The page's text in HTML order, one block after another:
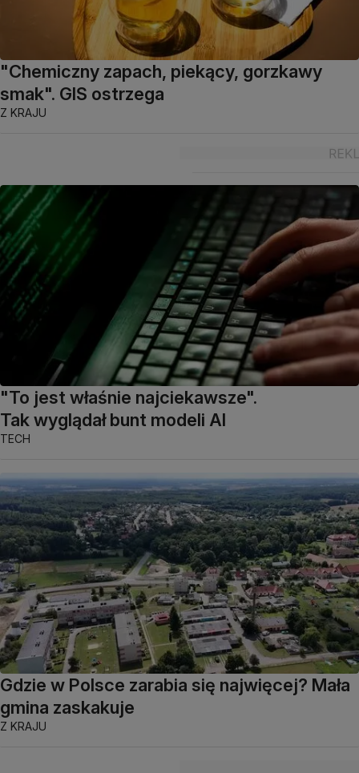
"Chemiczny zapach, piekący, gorzkawy
smak". GIS ostrzega
Z KRAJU
"To jest właśnie najciekawsze".
Tak wyglądał bunt modeli AI
TECH
Gdzie w Polsce zarabia się najwięcej? Mała
gmina zaskakuje
Z KRAJU